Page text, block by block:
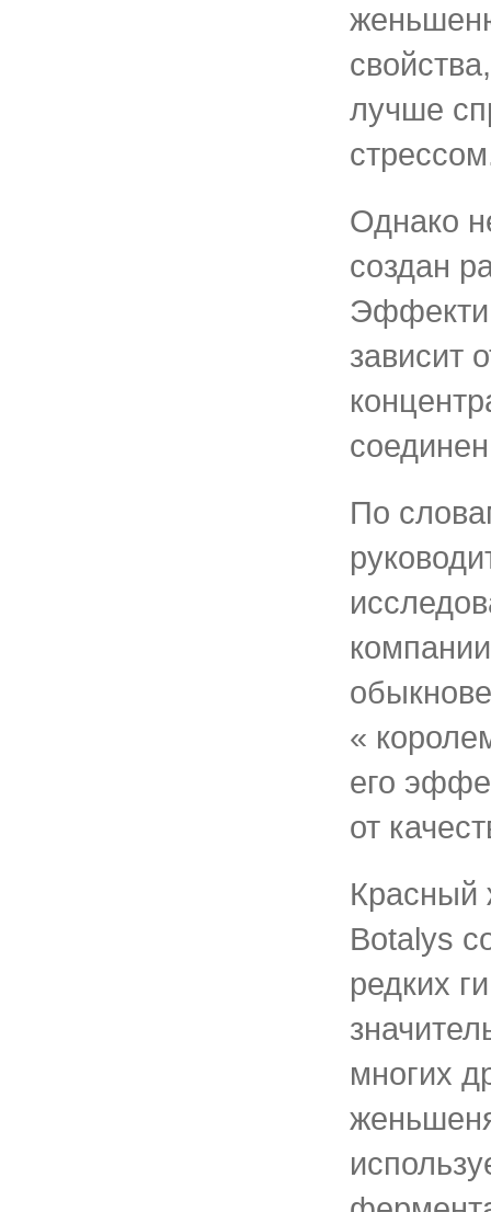
лучше
Однако
создан
зависит
По
«
его
от
Красный
Botalys
редких
многих